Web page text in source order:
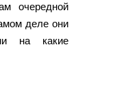
очередной
деле они
на какие